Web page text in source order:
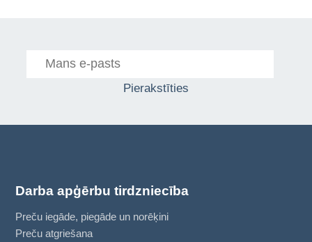
Pierakstīties
Darba apģērbu tirdzniecība
Preču iegāde, piegāde un norēķini
Preču atgriešana